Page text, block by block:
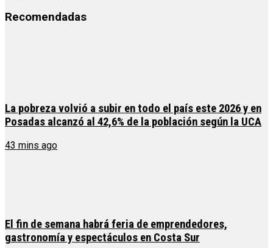
Recomendadas
La pobreza volvió a subir en todo el país este 2026 y en
Posadas alcanzó al 42,6% de la población según la UCA
43 mins ago
El fin de semana habrá feria de emprendedores,
gastronomía y espectáculos en Costa Sur